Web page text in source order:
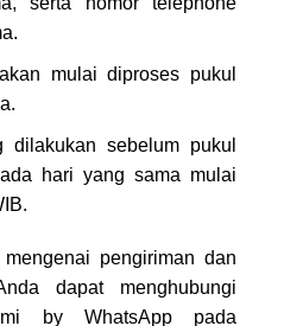
mulai diproses pukul
dilakukan sebelum pukul
hari yang sama mulai
pengiriman dan
dapat menghubungi
by WhatsApp pada